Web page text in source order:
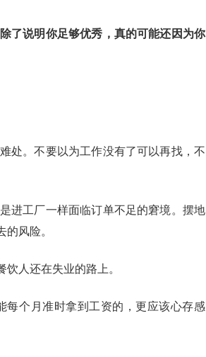
了说明你足够优秀，真的可能还因为你
处。不要以为工作没有了可以再找，不
进工厂一样面临订单不足的窘境。摆地
风险。
人还在失业的路上。
个月准时拿到工资的，更应该心存感